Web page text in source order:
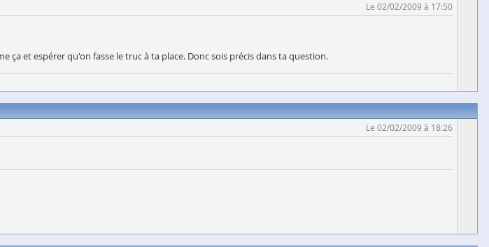
Le 02/02/2009 à 17:50
ça et espérer qu'on fasse le truc à ta place. Donc sois précis dans ta question.
Le 02/02/2009 à 18:26